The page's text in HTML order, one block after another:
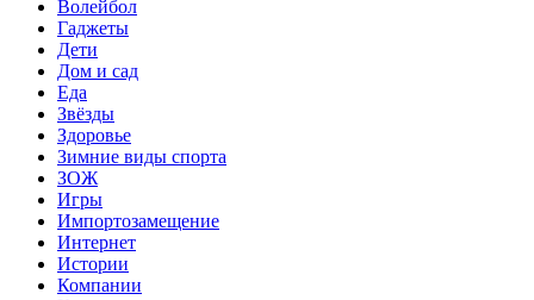
Волейбол
Гаджеты
Дети
Дом и сад
Еда
Звёзды
Здоровье
Зимние виды спорта
ЗОЖ
Игры
Импортозамещение
Интернет
Истории
Компании